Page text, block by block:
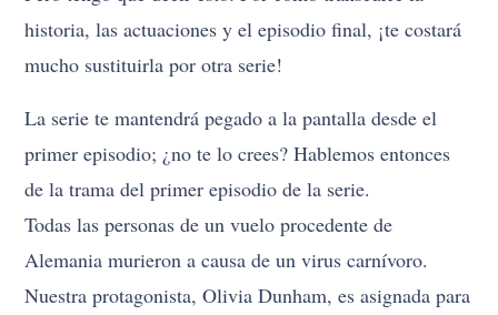
historia, las actuaciones y el episodio final, ¡te costará
mucho sustituirla por otra serie!
La serie te mantendrá pegado a la pantalla desde el
primer episodio; ¿no te lo crees? Hablemos entonces
de la trama del primer episodio de la serie.
Todas las personas de un vuelo procedente de
Alemania murieron a causa de un virus carnívoro.
Nuestra protagonista, Olivia Dunham, es asignada para